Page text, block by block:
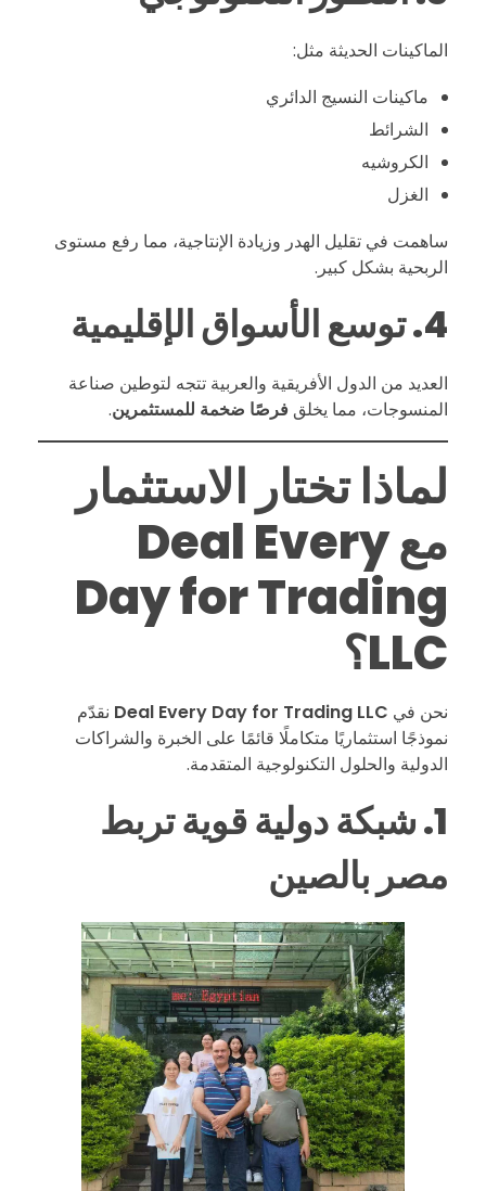
ا
ت
ل
ه
أ
ه
م
ي
ة
ب
ا
ل
غ
الماكينات الحديثة مثل:
ماكينات النسيج الدائري
الشرائط
الكروشيه
الغزل
ساهمت في تقليل الهدر وزيادة الإنتاجية، مما رفع مستوى
الربحية بشكل كبير.
4. توسع الأسواق الإقليمية
العديد من الدول الأفريقية والعربية تتجه لتوطين صناعة
المنسوجات، مما يخلق فرصًا ضخمة للمستثمرين.
لماذا تختار الاستثمار
مع Deal Every
Day for Trading
LLC؟
نحن في Deal Every Day for Trading LLC نقدّم
نموذجًا استثماريًا متكاملًا قائمًا على الخبرة والشراكات
الدولية والحلول التكنولوجية المتقدمة.
1. شبكة دولية قوية تربط
مصر بالصين